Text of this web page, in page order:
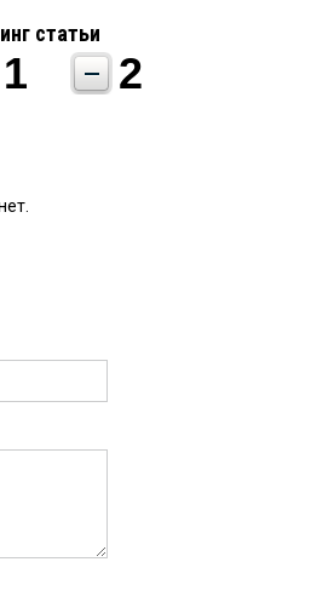
статьи
1 2